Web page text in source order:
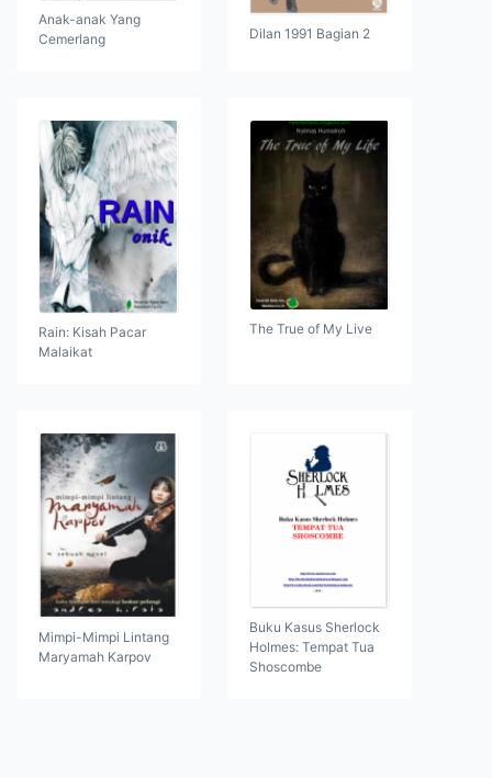
Anak-anak Yang
Cemerlang
Dilan 1991 Bagian 2
Rain: Kisah Pacar
Malaikat
The True of My Live
Mimpi-Mimpi Lintang
Maryamah Karpov
Buku Kasus Sherlock
Holmes: Tempat Tua
Shoscombe